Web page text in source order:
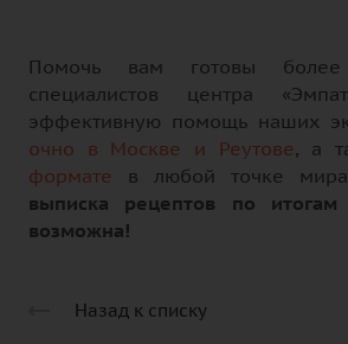
Помочь вам готовы
специалистов центра
эффективную помощь наших
очно в Москве и Реутове, а
формате в любой точке
выписка рецептов по итогам
возможна!
Назад к списку